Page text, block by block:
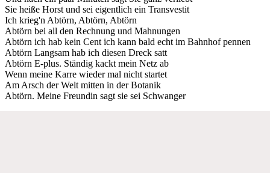
Sie heiße Horst und sei eigentlich ein Transvestit
Ich krieg'n Abtörn, Abtörn, Abtörn
Abtörn bei all den Rechnung und Mahnungen
Abtörn ich hab kein Cent ich kann bald echt im Bahnhof pennen
Abtörn Langsam hab ich diesen Dreck satt
Abtörn E-plus. Ständig kackt mein Netz ab
Wenn meine Karre wieder mal nicht startet
Am Arsch der Welt mitten in der Botanik
Abtörn. Meine Freundin sagt sie sei Schwanger